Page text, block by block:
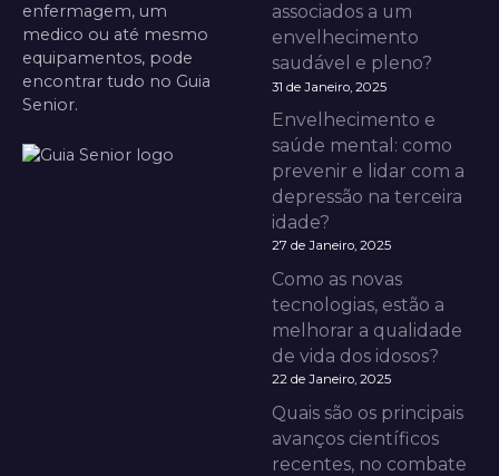
enfermagem, um
medico ou até mesmo
equipamentos, pode
encontrar tudo no Guia
Senior.
associados a um
envelhecimento
saudável e pleno?
31 de Janeiro, 2025
Envelhecimento e
saúde mental: como
prevenir e lidar com a
depressão na terceira
idade?
27 de Janeiro, 2025
Como as novas
tecnologias, estão a
melhorar a qualidade
de vida dos idosos?
22 de Janeiro, 2025
Quais são os principais
avanços científicos
recentes, no combate